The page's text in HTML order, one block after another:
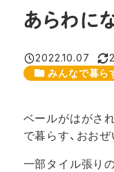
あらわに
投稿日
2022.10.07
更
カテゴリー
みんなで暮ら
ベールがはがさ
で暮らす、おお
一部タイル張り